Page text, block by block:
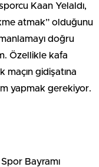
Kaan Yelaldı,
atmak” olduğunu
doğru
Özellikle kafa
gidişatına
yapmak gerekiyor.
Bayramı